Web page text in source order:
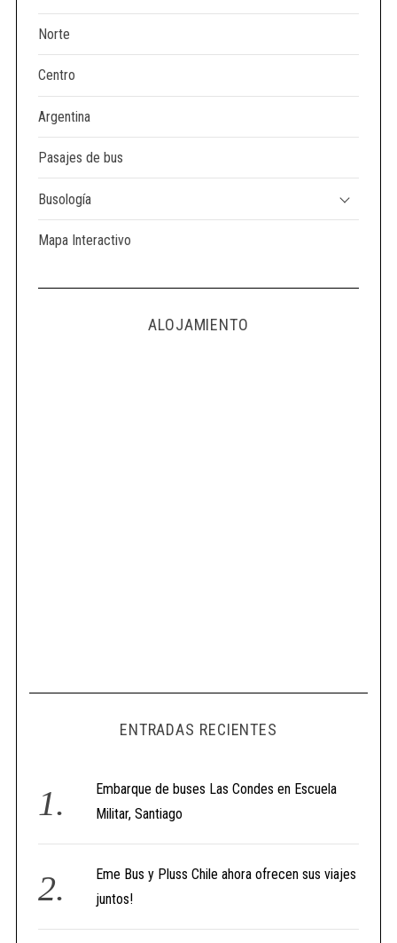
Norte
Centro
Argentina
Pasajes de bus
Busología
Mapa Interactivo
ALOJAMIENTO
ENTRADAS RECIENTES
Embarque de buses Las Condes en Escuela
Militar, Santiago
Eme Bus y Pluss Chile ahora ofrecen sus viajes
juntos!